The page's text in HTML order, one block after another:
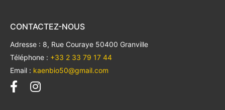
CONTACTEZ-NOUS
Adresse : 8, Rue Couraye 50400 Granville
Téléphone : +33 2 33 79 17 44
Email : kaenbio50@gmail.com